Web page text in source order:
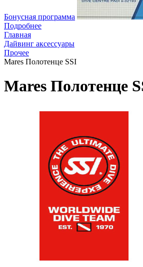
Бонусная программа
Подробнее
Главная
Дайвинг аксессуары
Прочее
Mares Полотенце SSI
Mares Полотенце